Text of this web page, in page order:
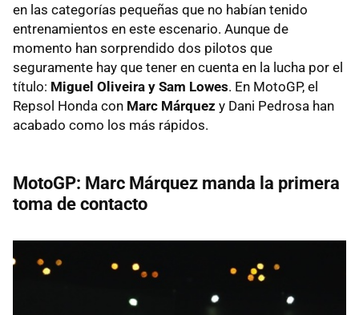
en las categorías pequeñas que no habían tenido
entrenamientos en este escenario. Aunque de
momento han sorprendido dos pilotos que
seguramente hay que tener en cuenta en la lucha por el
título: Miguel Oliveira y Sam Lowes. En MotoGP, el
Repsol Honda con Marc Márquez y Dani Pedrosa han
acabado como los más rápidos.
MotoGP: Marc Márquez manda la primera
toma de contacto